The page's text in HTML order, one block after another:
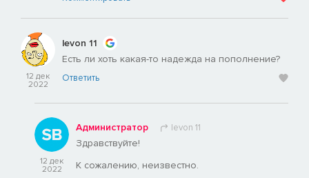
12 дек
2022
levon 11
Есть ли хоть какая-то надежда на пополнение?
Ответить
12 дек
2022
Администратор levon 11
Здравствуйте!
К сожалению, неизвестно.